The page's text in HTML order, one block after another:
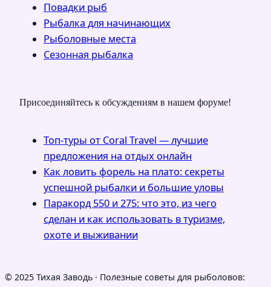
Повадки рыб
Рыбалка для начинающих
Рыболовные места
Сезонная рыбалка
Присоединяйтесь к обсуждениям в нашем форуме!
Топ-туры от Coral Travel — лучшие
предложения на отдых онлайн
Как ловить форель на плато: секреты
успешной рыбалки и большие уловы
Паракорд 550 и 275: что это, из чего
сделан и как использовать в туризме,
охоте и выживании
© 2025 Тихая Заводь · Полезные советы для рыболовов: